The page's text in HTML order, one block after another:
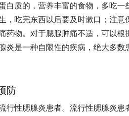
白质的，营养丰富的食物，多吃一
，吃完东西以后要及时漱口；注意
药物。对于腮腺肿痛不适，可以根
炎是一种自限性的疾病，绝大多数
防
行性腮腺炎患者。流行性腮腺炎患